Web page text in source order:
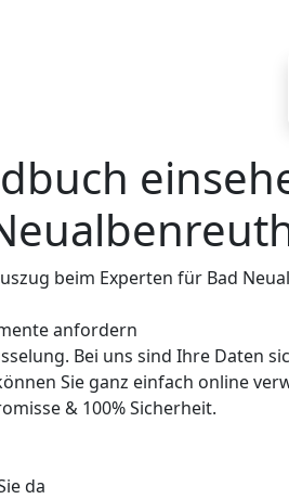
beim Experten für Bad
anfordern
Bei uns sind Ihre Daten
Sie ganz einfach online
& 100% Sicherheit.
da